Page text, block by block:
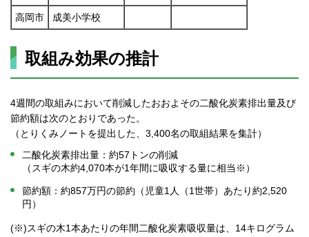
高岡市 成美小学校
取組み効果の推計
4週間の取組みにおいて削減したおおよその二酸化炭素排出量及び
節約額は次のとおりであった。
（とりくみノートを提出した、3,400名の取組結果を集計）
二酸化炭素排出量：約57トンの削減
（スギの木約4,070本が1年間に吸収する量に相当※）
節約額：約857万円の節約（児童1人（1世帯）あたり約2,520
円）
(※)スギの木1本あたりの年間二酸化炭素吸収量は、14キログラム